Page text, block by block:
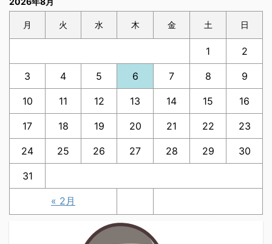
月 火 水 木 金 土 日
« 2月
1 2
3 4 5 6 7 8 9
10 11 12 13 14 15 16
17 18 19 20 21 22 23
24 25 26 27 28 29 30
31